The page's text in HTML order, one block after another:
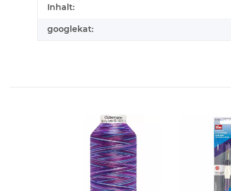
Produkteigenschaft
Wert
Inhalt:
googlekat: